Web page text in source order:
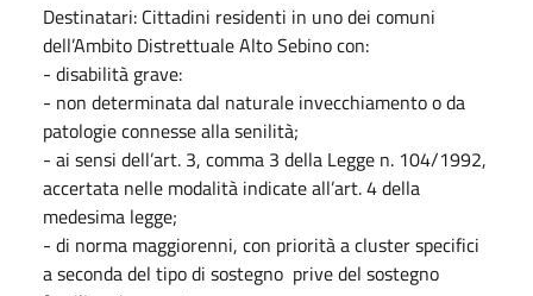
Destinatari: Cittadini residenti in uno dei comuni
dell’Ambito Distrettuale Alto Sebino con:
- disabilità grave:
- non determinata dal naturale invecchiamento o da
patologie connesse alla senilità;
- ai sensi dell’art. 3, comma 3 della Legge n. 104/1992,
accertata nelle modalità indicate all’art. 4 della
medesima legge;
- di norma maggiorenni, con priorità a cluster specifici
a seconda del tipo di sostegno prive del sostegno